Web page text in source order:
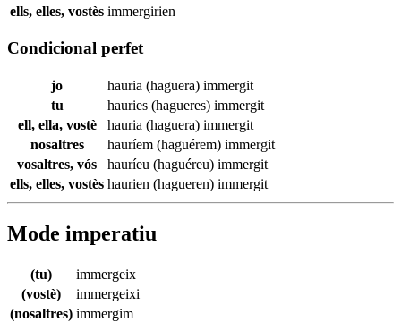
ells, elles, vostès immergirien
Condicional perfet
jo hauria (haguera) immergit
tu
hauries (hagueres) immergit
ell, ella, vostè
hauria (haguera) immergit
nosaltres
hauríem (haguérem) immergit
vosaltres, vós
hauríeu (haguéreu) immergit
ells, elles, vostès haurien (hagueren) immergit
Mode imperatiu
(tu)
immergeix
(vostè)
immergeixi
(nosaltres) immergim